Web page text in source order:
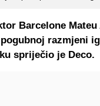
Barcelone Mateu
razmjeni
spriječio je Deco.